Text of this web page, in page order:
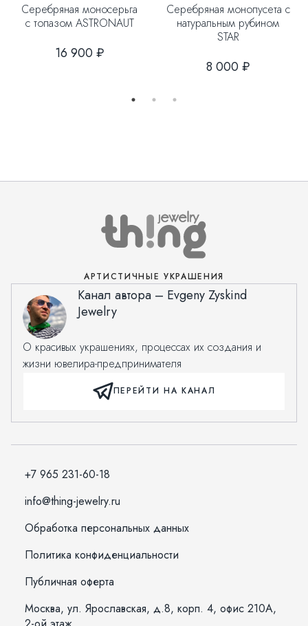
Серебряная моносерьга
с топазом ASTRONAUT
16 900 ₽
Серебряная монопусета с
натуральным рубином
STAR
8 000 ₽
АРТИСТИЧНЫЕ УКРАШЕНИЯ
ПЕРЕЙТИ НА КАНАЛ
Канал автора – Evgeny Zyskind
Jewelry
О красивых украшениях, процессах их создания и
жизни ювелира-предпринимателя
+7 965 231-60-18
info@thing-jewelry.ru
Обработка персональных данных
Политика конфиденциальности
Публичная оферта
Москва, ул. Ярославская, д.8, корп. 4, офис 210А,